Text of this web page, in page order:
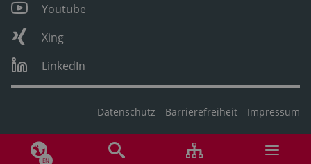
EN
Youtube
Xing
LinkedIn
Datenschutz Barrierefreiheit Impressum